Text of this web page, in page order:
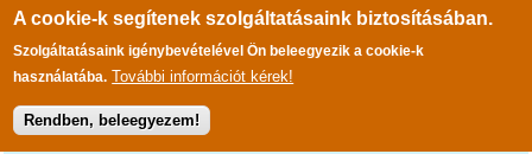
A cookie-k segítenek szolgáltatásaink biztosításában.
Szolgáltatásaink igénybevételével Ön beleegyezik a cookie-k
használatába. További információt kérek!
Rendben, beleegyezem!